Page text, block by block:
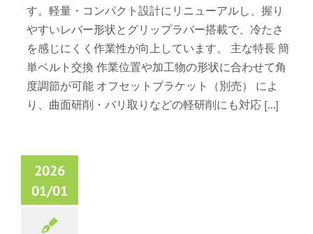
す。軽量・コンパクト設計にリニューアルし、握り
やすいレバー形状とグリップラバー搭載で、冷たさ
を感じにくく作業性が向上しています。 主な特長 簡
単ベルト交換 作業位置や加工物の形状に合わせて角
度調節が可能 オフセットブラケット（別売） によ
り、曲面研削・バリ取りなどの軽研削にも対応 [...]
2026
01/01